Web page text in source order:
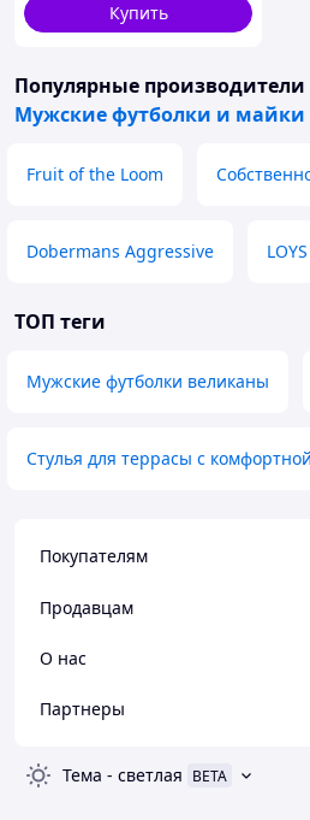
Купить
Популярные производители
Мужские футболки и майки
Fruit of the Loom
Dobermans Aggressive LOYS
ТОП теги
Мужские футболки великаны
Стулья для террасы с
Покупателям
Продавцам
О нас
Партнеры
Тема - светлая BETA